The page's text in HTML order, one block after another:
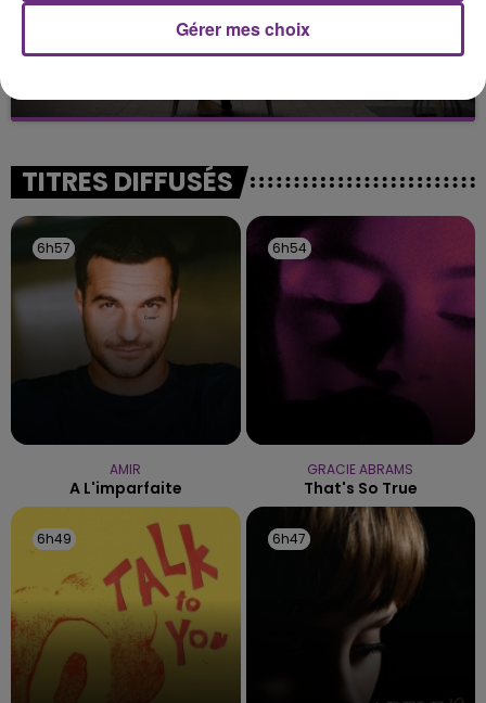
LE MAGASIN JOUÉCLUB DE REIMS FERME
C'était l'une des institutions du centre-ville
fermer ses portes.
TITRES DIFFUSÉS
6h57
6h57
AMIR
A L'imparfaite
6h54
6h54
GRACIE ABRAMS
That's So True
6h49
6h49 6h47
6h47
Gérer mes choix